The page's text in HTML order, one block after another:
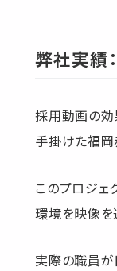
弊社実績
採用動画の効
手掛けた福岡
このプロジェ
環境を映像を
実際の職員が